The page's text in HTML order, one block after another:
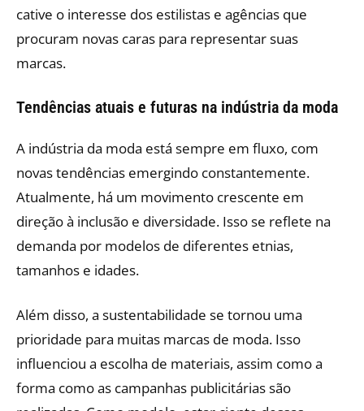
cative o interesse dos estilistas e agências que
procuram novas caras para representar suas
marcas.
Tendências atuais e futuras na indústria da moda
A indústria da moda está sempre em fluxo, com
novas tendências emergindo constantemente.
Atualmente, há um movimento crescente em
direção à inclusão e diversidade. Isso se reflete na
demanda por modelos de diferentes etnias,
tamanhos e idades.
Além disso, a sustentabilidade se tornou uma
prioridade para muitas marcas de moda. Isso
influenciou a escolha de materiais, assim como a
forma como as campanhas publicitárias são